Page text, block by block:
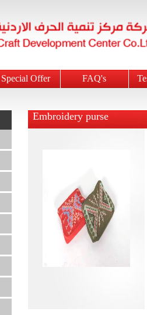
Special Offer FAQ's
Embroidery purse